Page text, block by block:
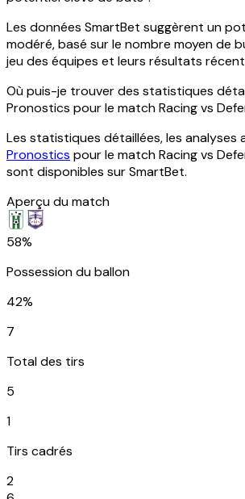
Les données SmartBet suggèrent un
modéré, basé sur le nombre moyen de
jeu des équipes et leurs résultats
Où puis-je trouver des statistiques
Pronostics pour le match Racing vs
Les statistiques détaillées, les analyses
Pronostics pour le match Racing vs
sont disponibles sur SmartBet.
Aperçu du match
58%
Possession du ballon
42%
7
Total des tirs
5
1
Tirs cadrés
2